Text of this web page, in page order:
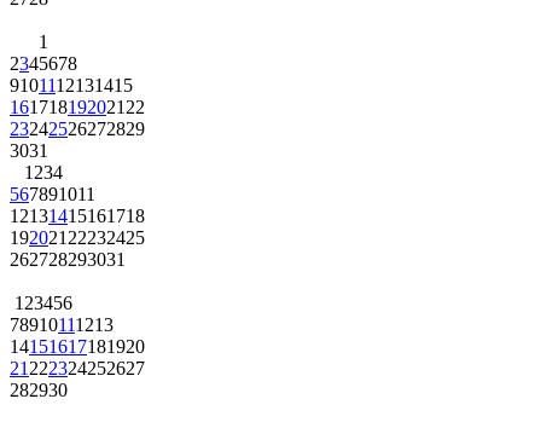
1
2345678
9101112131415
161718192021 22
23242526272829
3031
1 234
567891011
12131415161718
192021 22232425
262728293031
1 23456
78910111213
14151617181920
21 222324252627
282930